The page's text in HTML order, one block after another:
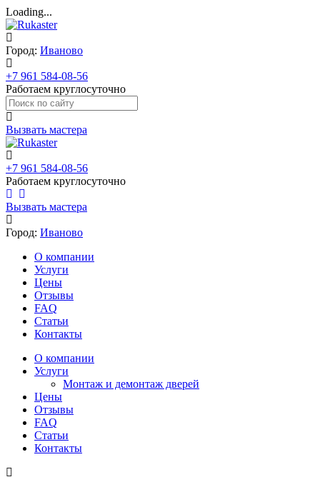
Loading...
Город: Иваново
+7 961 584-08-56
Работаем круглосуточно
Вызвать мастера
+7 961 584-08-56
Работаем круглосуточно
Вызвать мастера
Город: Иваново
О компании
Услуги
Цены
Отзывы
FAQ
Статьи
Контакты
О компании
Услуги
Монтаж и демонтаж дверей
Цены
Отзывы
FAQ
Статьи
Контакты